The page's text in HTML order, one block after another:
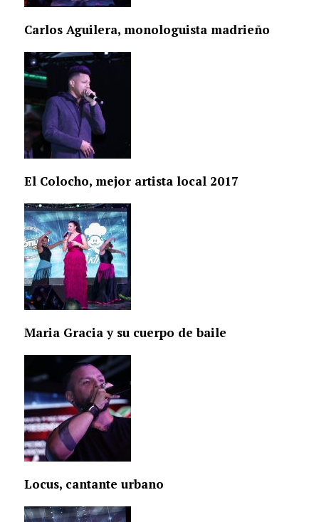
Carlos Aguilera, monologuista madrieño
El Colocho, mejor artista local 2017
Maria Gracia y su cuerpo de baile
Locus, cantante urbano